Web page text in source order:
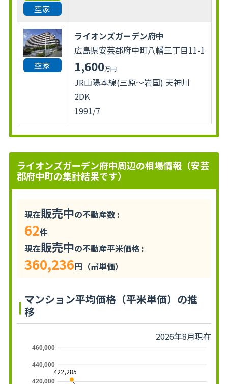
空家
空家
ライオンズガーデン府中
広島県安芸郡府中町八幡三丁目11-1
1,600万円
JR山陽本線(三原～岩国) 天神川
2DK
1991/7
ライオンズガーデン府中周辺の相場情報（安芸
郡府中町の集計結果です）
現在販売中の不動産数 :
62件
現在販売中の不動産平米価格 :
360,236円（㎡単価）
マンション平均価格（平米単価）の推
移
2026年8月現在
420,000
440,000
460,000
422,285